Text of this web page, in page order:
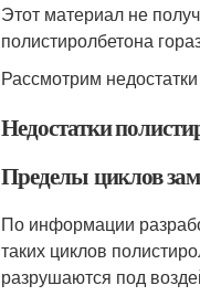
Этот материал не
полистиролбетона
Рассмотрим
Недостатки
Пределы циклов
По информации
таких циклов
разрушаются под